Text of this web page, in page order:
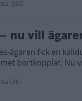
(150)
nu vill
ägaren fick en
bortkopplat. Nu
(28)